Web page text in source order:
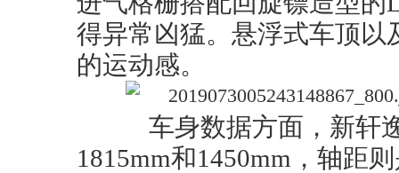
得异常凶猛。悬浮式车顶
的运动感。
车身数据方面，新轩
1815mm和1450mm，轴距